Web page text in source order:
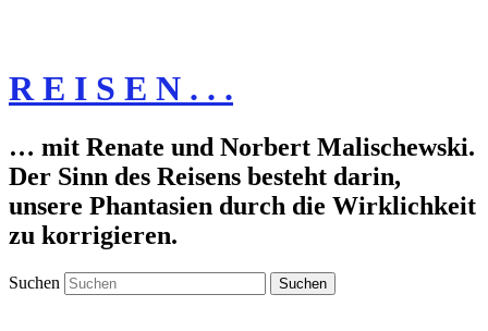
R E I S E N . . .
… mit Renate und Norbert Malischewski.
Der Sinn des Reisens besteht darin,
unsere Phantasien durch die Wirklichkeit
zu korrigieren.
Suchen